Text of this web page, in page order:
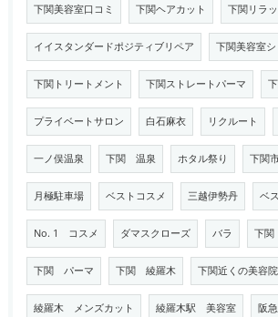
下関美容室口コミ 下関ヘアカット 下関リラ
イイスタンダードポジティブリペア 下関美容室
下関トリートメント 下関ストレートパーマ
プライベートサロン 白石麻衣 リクルート
一ノ俣温泉 下関 温泉 ホタル祭り 下関
月極駐車場 ベストコスメ 三越伊勢丹 ベ
No. 1 コスメ ダマスクローズ バラ 下
下関 パーマ 下関 綾羅木 下関近くの美容院
綾羅木 メンズカット 綾羅木駅 美容室 阪